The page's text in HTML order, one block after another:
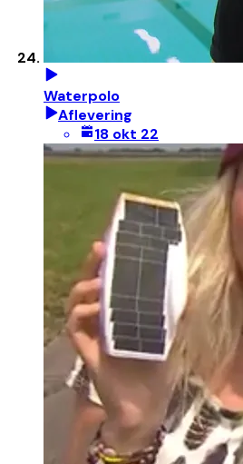
Waterpolo
Aflevering
18 okt 22